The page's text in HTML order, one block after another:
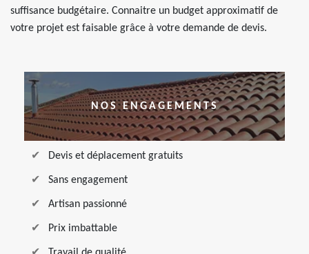
suffisance budgétaire. Connaitre un budget approximatif de
votre projet est faisable grâce à votre demande de devis.
NOS ENGAGEMENTS
Devis et déplacement gratuits
Sans engagement
Artisan passionné
Prix imbattable